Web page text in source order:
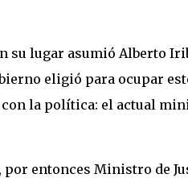
su lugar asumió Alberto
eligió para ocupar
con la política: el actual
entonces Ministro de